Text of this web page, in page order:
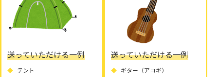
送っていただける一例
テント
送っていただける一例
ギター（アコギ）